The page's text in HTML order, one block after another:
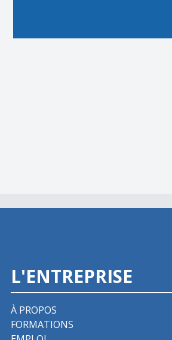
L'ENTREPRISE
À PROPOS
FORMATIONS